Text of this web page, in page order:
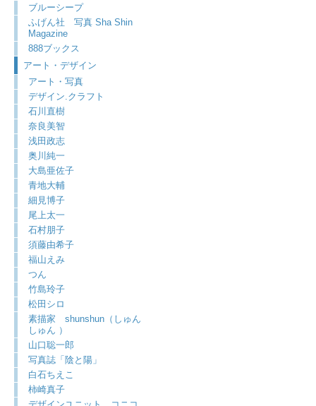
ブルーシープ
ふげん社 写真 Sha Shin
Magazine
888ブックス
アート・デザイン
アート・写真
デザイン.クラフト
石川直樹
奈良美智
浅田政志
奥川純一
大島亜佐子
青地大輔
細見博子
尾上太一
石村朋子
須藤由希子
福山えみ
つん
竹島玲子
松田シロ
素描家 shunshun（しゅん
しゅん ）
山口聡一郎
写真誌「陰と陽」
白石ちえこ
柿崎真子